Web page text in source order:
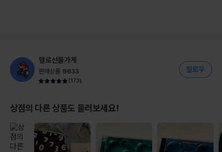
헬로선물가게
판매상품 9633
(173)
상점의 다른 상품도 둘러보세요!